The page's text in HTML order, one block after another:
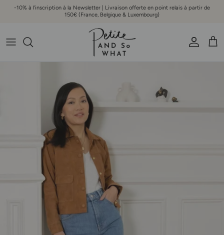
Aller au contenu
-10% à l'inscription à la Newsletter | Livraison offerte en point relais à partir de
150€ (France, Belgique & Luxembourg)
Compte